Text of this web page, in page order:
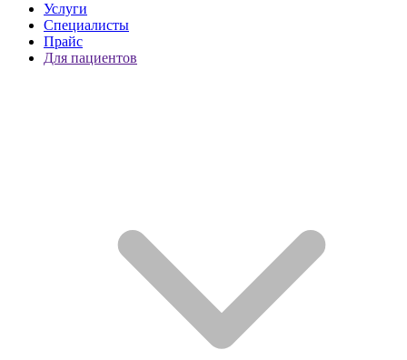
Услуги
Специалисты
Прайс
Для пациентов